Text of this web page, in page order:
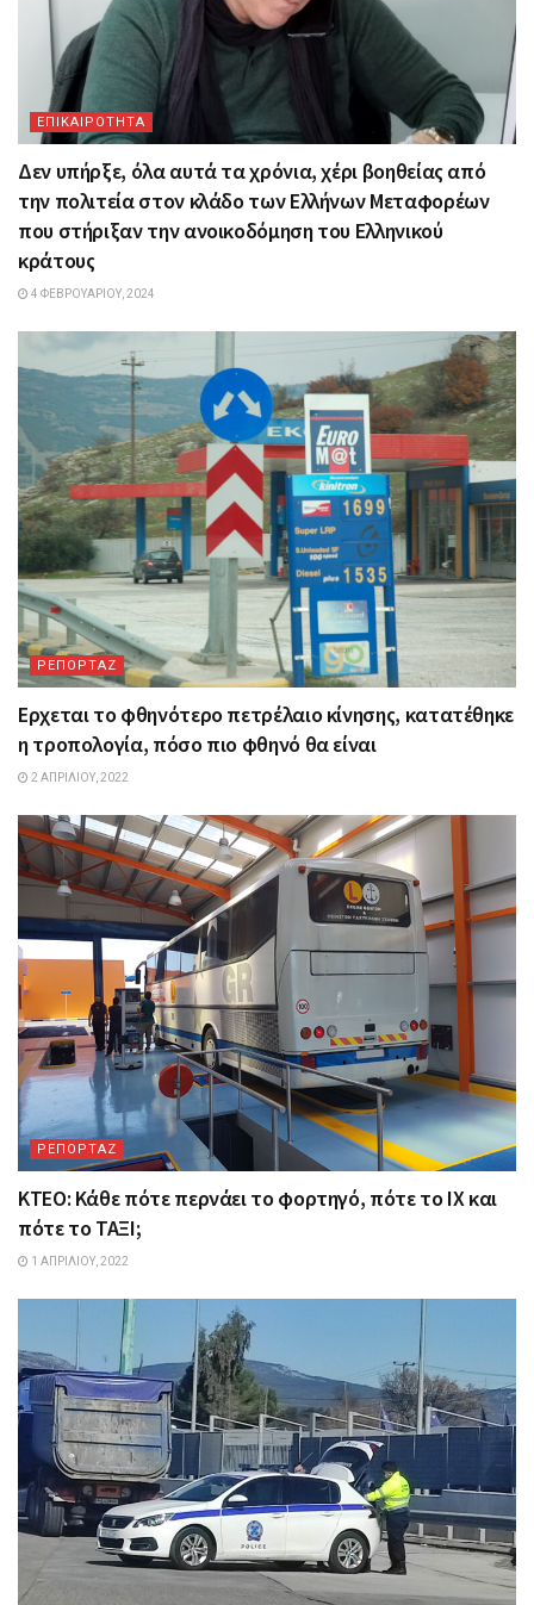
ΕΠΙΚΑΙΡΟΤΗΤΑ
Δεν υπήρξε, όλα αυτά τα χρόνια, χέρι βοηθείας από
την πολιτεία στον κλάδο των Ελλήνων Μεταφορέων
που στήριξαν την ανοικοδόμηση του Ελληνικού
κράτους
4 ΦΕΒΡΟΥΑΡΊΟΥ, 2024
ΡΕΠΟΡΤΑΖ
Ερχεται το φθηνότερο πετρέλαιο κίνησης, κατατέθηκε
η τροπολογία, πόσο πιο φθηνό θα είναι
2 ΑΠΡΙΛΊΟΥ, 2022
ΡΕΠΟΡΤΑΖ
ΚΤΕΟ: Κάθε πότε περνάει το φορτηγό, πότε το ΙΧ και
πότε το ΤΑΞΙ;
1 ΑΠΡΙΛΊΟΥ, 2022